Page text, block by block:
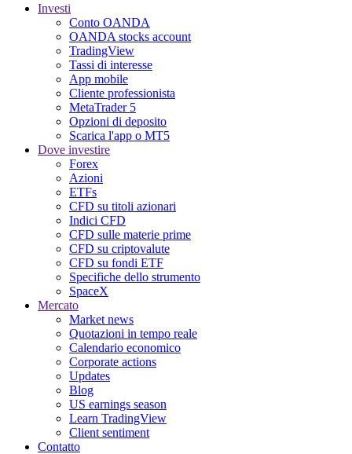
Investi
Conto OANDA
OANDA stocks account
TradingView
Tassi di interesse
App mobile
Cliente professionista
MetaTrader 5
Opzioni di deposito
Scarica l'app o MT5
Dove investire
Forex
Azioni
ETFs
CFD su titoli azionari
Indici CFD
CFD sulle materie prime
CFD su criptovalute
CFD su fondi ETF
Specifiche dello strumento
SpaceX
Mercato
Market news
Quotazioni in tempo reale
Calendario economico
Corporate actions
Updates
Blog
US earnings season
Learn TradingView
Client sentiment
Contatto